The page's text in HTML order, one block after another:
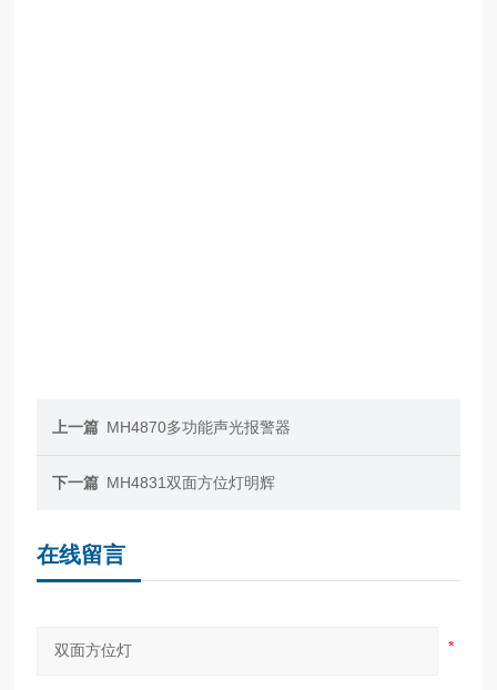
上一篇 MH4870多功能声光报警器
下一篇 MH4831双面方位灯明辉
在线留言